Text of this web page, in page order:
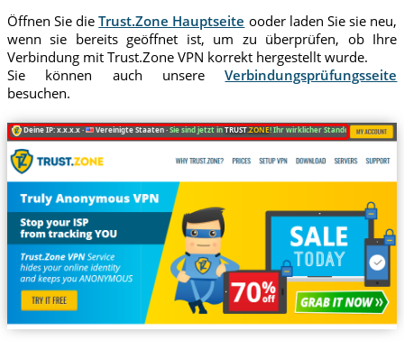
Öffnen Sie dieTrust.Zone Hauptseite ooder laden Sie sie neu,
wenn sie bereits geöffnet ist, um zu überprüfen, ob Ihre
Verbindung mit Trust.Zone VPN korrekt hergestellt wurde.
Sie können auch unsereVerbindungsprüfungsseite
besuchen.
Deine IP: x.x.x.x · Vereinigte Staaten ·Sie sind jetzt inTRUST.ZONE! Ihr wirklicher Standort ist